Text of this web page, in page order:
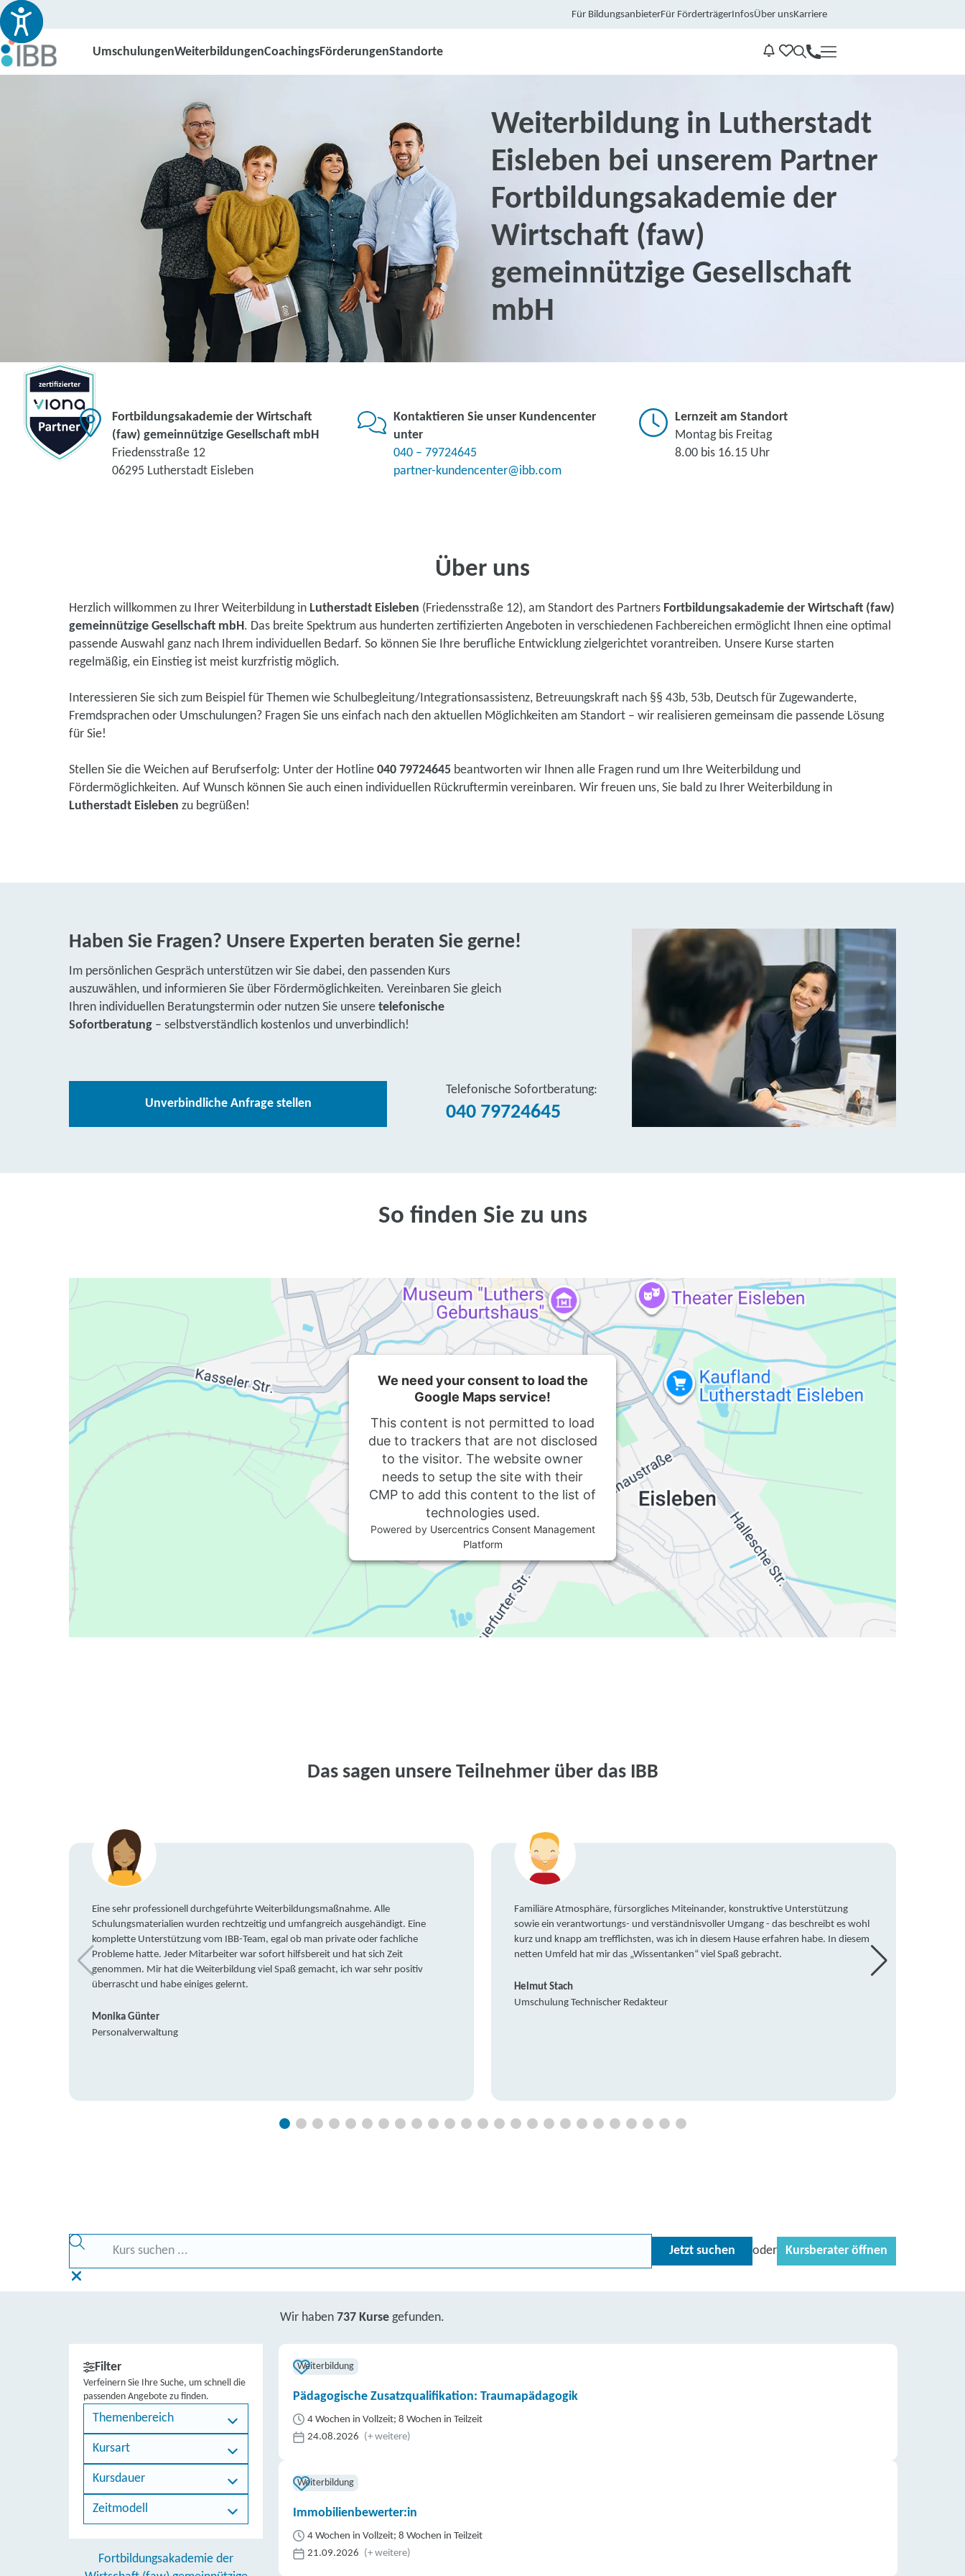
Für BildungsanbieterFür FörderträgerInfosÜber unsKarriere
UmschulungenWeiterbildungenCoachingsFörderungenStandorte
Kontakt
Weiterbildung in Lutherstadt
Eisleben bei unserem Partner
Fortbildungsakademie der
Wirtschaft (faw)
gemeinnützige Gesellschaft
mbH
Fortbildungsakademie der Wirtschaft
(faw) gemeinnützige Gesellschaft mbH
Friedensstraße 12
06295 Lutherstadt Eisleben
Kontaktieren Sie unser Kundencenter
unter
040 – 79724645
partner-kundencenter@ibb.com
Lernzeit am Standort
Montag bis Freitag
8.00 bis 16.15 Uhr
Über uns
Herzlich willkommen zu Ihrer Weiterbildung in Lutherstadt Eisleben (Friedensstraße 12), am Standort des Partners Fortbildungsakademie der Wirtschaft (faw)
gemeinnützige Gesellschaft mbH. Das breite Spektrum aus hunderten zertifizierten Angeboten in verschiedenen Fachbereichen ermöglicht Ihnen eine optimal
passende Auswahl ganz nach Ihrem individuellen Bedarf. So können Sie Ihre berufliche Entwicklung zielgerichtet vorantreiben. Unsere Kurse starten
regelmäßig, ein Einstieg ist meist kurzfristig möglich.
Interessieren Sie sich zum Beispiel für Themen wie Schulbegleitung/Integrationsassistenz, Betreuungskraft nach §§ 43b, 53b, Deutsch für Zugewanderte,
Fremdsprachen oder Umschulungen? Fragen Sie uns einfach nach den aktuellen Möglichkeiten am Standort – wir realisieren gemeinsam die passende Lösung
für Sie!
Stellen Sie die Weichen auf Berufserfolg: Unter der Hotline 040 79724645 beantworten wir Ihnen alle Fragen rund um Ihre Weiterbildung und
Fördermöglichkeiten. Auf Wunsch können Sie auch einen individuellen Rückruftermin vereinbaren. Wir freuen uns, Sie bald zu Ihrer Weiterbildung in
Lutherstadt Eisleben zu begrüßen!
Haben Sie Fragen? Unsere Experten beraten Sie gerne!
Im persönlichen Gespräch unterstützen wir Sie dabei, den passenden Kurs
auszuwählen, und informieren Sie über Fördermöglichkeiten. Vereinbaren Sie gleich
Ihren individuellen Beratungstermin oder nutzen Sie unsere telefonische
Sofortberatung – selbstverständlich kostenlos und unverbindlich!
Unverbindliche Anfrage stellen
Telefonische Sofortberatung:
040 79724645
So finden Sie zu uns
We need your consent to load the
Google Maps service!
This content is not permitted to load
due to trackers that are not disclosed
to the visitor. The website owner
needs to setup the site with their
CMP to add this content to the list of
technologies used.
Powered by Usercentrics Consent Management
Platform
Das sagen unsere Teilnehmer über das IBB
Eine sehr professionell durchgeführte Weiterbildungsmaßnahme. Alle
Schulungsmaterialien wurden rechtzeitig und umfangreich ausgehändigt. Eine
komplette Unterstützung vom IBB-Team, egal ob man private oder fachliche
Probleme hatte. Jeder Mitarbeiter war sofort hilfsbereit und hat sich Zeit
genommen. Mir hat die Weiterbildung viel Spaß gemacht, ich war sehr positiv
überrascht und habe einiges gelernt.
Monika Günter
Personalverwaltung
Familiäre Atmosphäre, fürsorgliches Miteinander, konstruktive Unterstützung
sowie ein verantwortungs- und verständnisvoller Umgang - das beschreibt es wohl
kurz und knapp am trefflichsten, was ich in diesem Hause erfahren habe. In diesem
netten Umfeld hat mir das „Wissentanken“ viel Spaß gebracht.
Helmut Stach
Umschulung Technischer Redakteur
Jetzt suchen oder Kursberater öffnen
Wir haben 737 Kurse gefunden.
Filter
Verfeinern Sie Ihre Suche, um schnell die
passenden Angebote zu finden.
Themenbereich
Kursart
Kursdauer
Zeitmodell
Fortbildungsakademie der
Weiterbildung
Pädagogische Zusatzqualifikation: Traumapädagogik
4 Wochen in Vollzeit; 8 Wochen in Teilzeit
24.08.2026 (+ weitere)
Weiterbildung
Immobilienbewerter:in
4 Wochen in Vollzeit; 8 Wochen in Teilzeit
21.09.2026 (+ weitere)